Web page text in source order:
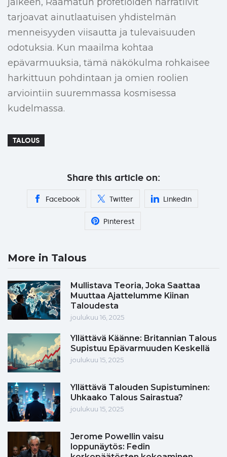
tarjoavat ainutlaatuisen yhdistelmän
menneisyyden viisautta ja tulevaisuuden
odotuksia. Kun maailma kohtaa
epävarmuuksia, tämä näkökulma rohkaisee
harkittuun pohdintaan ja omien roolien
arviointiin suuremmassa kosmisessa
kudelmassa.
TALOUS
Share this article on:
Facebook Twitter Linkedin
Pinterest
More in Talous
Mullistava Teoria, Joka Saattaa
Muuttaa Ajattelumme Kiinan
Taloudesta
joulukuu 16, 2025
Yllättävä Käänne: Britannian Talous
Supistuu Epävarmuuden Keskellä
joulukuu 15, 2025
Yllättävä Talouden Supistuminen:
Uhkaako Talous Sairastua?
joulukuu 15, 2025
Jerome Powellin vaisu
loppunäytös: Fedin